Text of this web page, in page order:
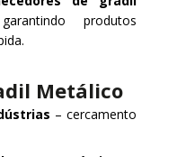
produtos
Metálico
– cercamento